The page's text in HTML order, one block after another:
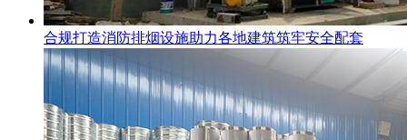
合规打造消防排烟设施助力各地建筑筑牢安全配套